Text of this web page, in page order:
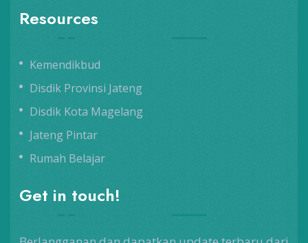
Resources
Kemendikbud
Disdik Provinsi Jateng
Disdik Kota Magelang
Jateng Pintar
Rumah Belajar
Get in touch!